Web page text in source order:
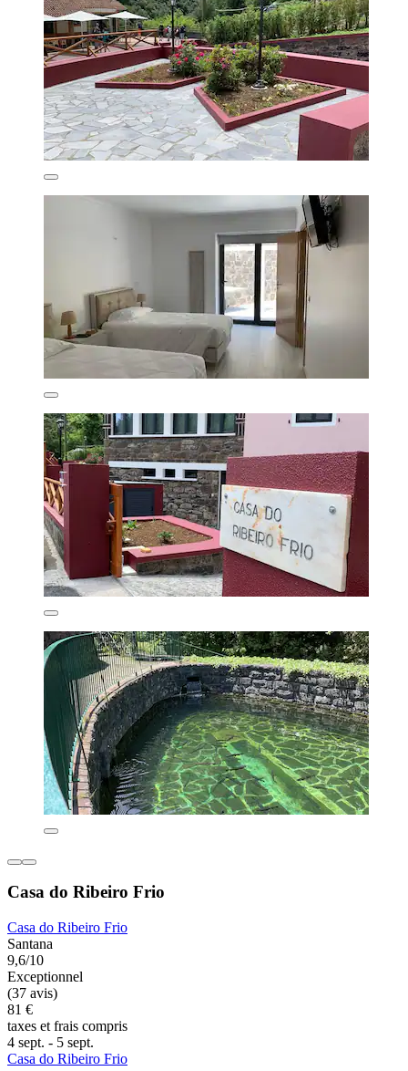
Casa do Ribeiro Frio
Casa do Ribeiro Frio
Santana
9,6/10
Exceptionnel
(37 avis)
81 €
taxes et frais compris
4 sept. - 5 sept.
Casa do Ribeiro Frio